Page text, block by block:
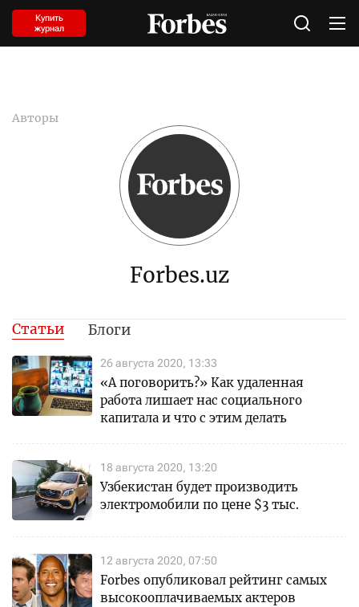
Купить
журнал
Авторы
Forbes.uz
Статьи Блоги
26 августа 2020, 13:33
«А поговорить?» Как удаленная
работа лишает нас социального
капитала и что с этим делать
18 августа 2020, 13:20
Узбекистан будет производить
электромобили по цене $3 тыс.
12 августа 2020, 07:50
Forbes опубликовал рейтинг самых
высокооплачиваемых актеров